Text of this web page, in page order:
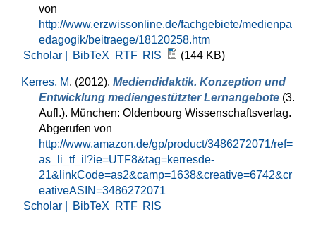
von
http://www.erzwissonline.de/fachgebiete/medienpa
edagogik/beitraege/18120258.htm
Scholar |
BibTeX RTF RIS (144 KB)
Kerres, M. (2012). Mediendidaktik. Konzeption und
Entwicklung mediengestützter Lernangebote (3.
Aufl.). München: Oldenbourg Wissenschaftsverlag.
Abgerufen von
http://www.amazon.de/gp/product/3486272071/ref=
as_li_tf_il?ie=UTF8&tag=kerresde-
21&linkCode=as2&camp=1638&creative=6742&cr
eativeASIN=3486272071
Scholar |
BibTeX RTF RIS